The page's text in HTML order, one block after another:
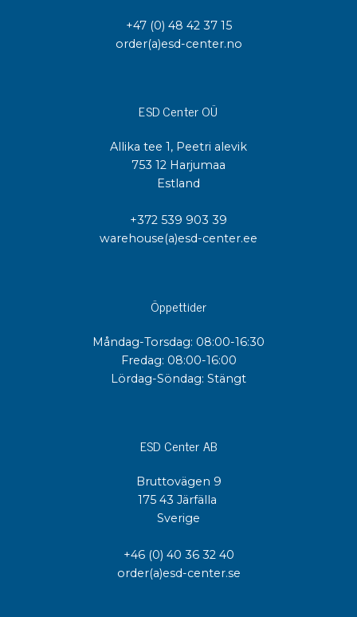
+47 (0) 48 42 37 15
order(a)esd-center.no
ESD Center OÜ
Allika tee 1, Peetri alevik
753 12 Harjumaa
Estland
+372 539 903 39
warehouse(a)esd-center.ee
Öppettider
Måndag-Torsdag: 08:00-16:30
Fredag: 08:00-16:00
Lördag-Söndag: Stängt
ESD Center AB
Bruttovägen 9
175 43 Järfälla
Sverige
+46 (0) 40 36 32 40
order(a)esd-center.se